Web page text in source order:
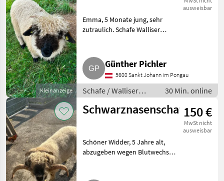
AKTUELLER
PFAD
Tiermarkt
Schafe
Walliser
Schwarznasenschafe
KATEGORIE
WÄHLEN
Walliser Schwarznasenschafe
138
MARKTPLATZ
Marktplatz Händlerangebote
Zurücksetzen
Ergebnisse
Kleinanzeige
ausweisbar
Emma, 5 Monate jung, sehr
zutraulich. Schafe Walliser
Günther Pichler
5600 Sankt Johann im Pongau
Schafe / Walliser
Schwarznasenschafe
30 Min. online
Schwarznasenschaf 150 €
MwSt nicht
ausweisbar
Schöner Widder, 5 Jahre alt,
abzugeben wegen Blutwechsel.